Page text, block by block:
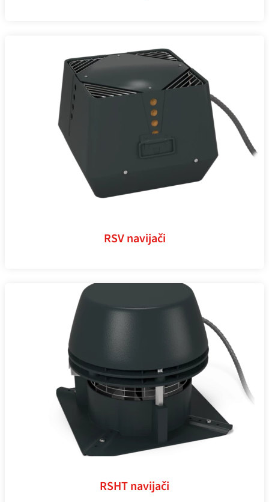
RSV navijači
RSHT navijači